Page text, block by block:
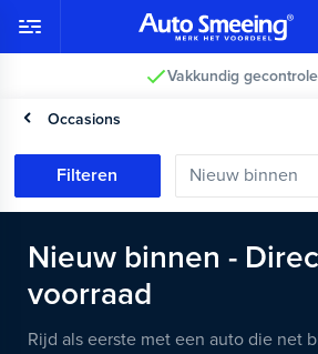
Vakkundig
Occasions
Filteren
Nieuw binnen -
voorraad
Rijd als eerste met een auto die net